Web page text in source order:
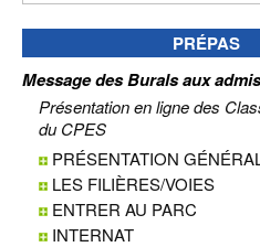
PRÉPAS
Message des Burals aux
Présentation en ligne des
du CPES
PRÉSENTATION
LES FILIÈRES/VOIES
ENTRER AU PARC
INTERNAT